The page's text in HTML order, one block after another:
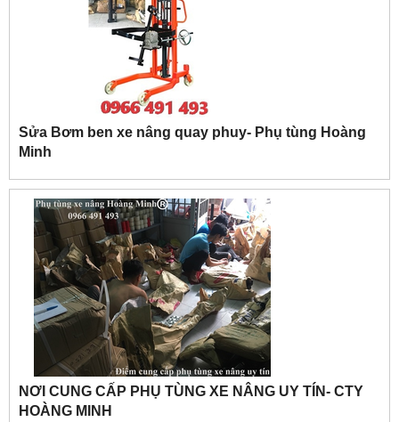
Sửa Bơm ben xe nâng quay phuy- Phụ tùng Hoàng
Minh
NƠI CUNG CẤP PHỤ TÙNG XE NÂNG UY TÍN- CTY
HOÀNG MINH